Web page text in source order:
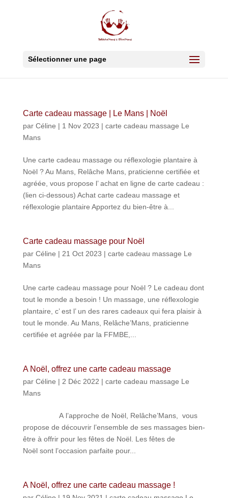
Sélectionner une page
Carte cadeau massage | Le Mans | Noël
par Céline | 1 Nov 2023 | carte cadeau massage Le
Mans
Une carte cadeau massage ou réflexologie plantaire à
Noël ? Au Mans, Relâche Mans, praticienne certifiée et
agréée, vous propose l’ achat en ligne de carte cadeau :
(lien ci-dessous) Achat carte cadeau massage et
réflexologie plantaire Apportez du bien-être à...
Carte cadeau massage pour Noël
par Céline | 21 Oct 2023 | carte cadeau massage Le
Mans
Une carte cadeau massage pour Noël ? Le cadeau dont
tout le monde a besoin ! Un massage, une réflexologie
plantaire, c’ est l’ un des rares cadeaux qui fera plaisir à
tout le monde. Au Mans, Relâche’Mans, praticienne
certifiée et agréée par la FFMBE,...
A Noël, offrez une carte cadeau massage
par Céline | 2 Déc 2022 | carte cadeau massage Le
Mans
A l’approche de Noël, Relâche’Mans, vous
propose de découvrir l’ensemble de ses massages bien-
être à offrir pour les fêtes de Noël. Les fêtes de
Noël sont l’occasion parfaite pour...
A Noël, offrez une carte cadeau massage !